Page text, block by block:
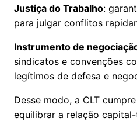
Justiça do Trabalho:
para julgar conflitos
Instrumento de
sindicatos e convenções
legítimos de defesa e
Desse modo, a CLT
equilibrar a relação